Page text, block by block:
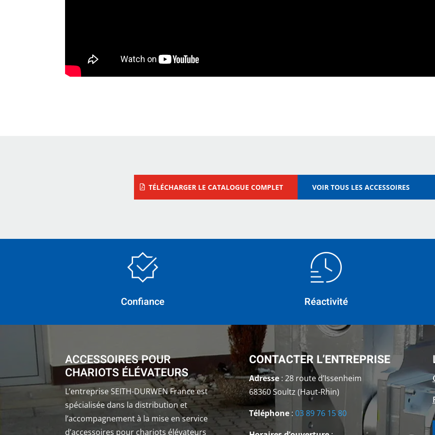
TÉLÉCHARGER LE CATALOGUE COMPLET VOIR TOUS LES ACCESSOIRES
Confiance Réactivité
ACCESSOIRES POUR
CHARIOTS ÉLÉVATEURS
L’entreprise SEITH-DURWEN France est
spécialisée dans la distribution et
l’accompagnement à la mise en service
d’accessoires pour chariots élévateurs
CONTACTER L’ENTREPRISE
Adresse: 28 route d’Issenheim
68360 Soultz (Haut-Rhin)
Téléphone: 03 89 76 15 80